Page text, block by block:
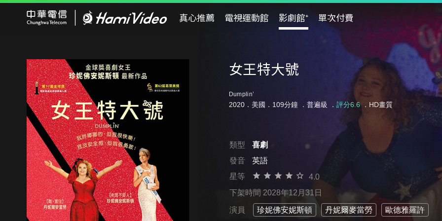
真心推薦 電視運動館 影劇館⁺ 單次付費
女王特大號
Dumplin’
2020．美國．109分鐘 ． 普遍級 ． 評分6.6．HD畫質
類型
喜劇
發音
英語
星等
4.0
下架時間 2028年12月31日
演員 珍妮佛安妮斯頓 丹妮爾麥當勞 歐德雅羅許